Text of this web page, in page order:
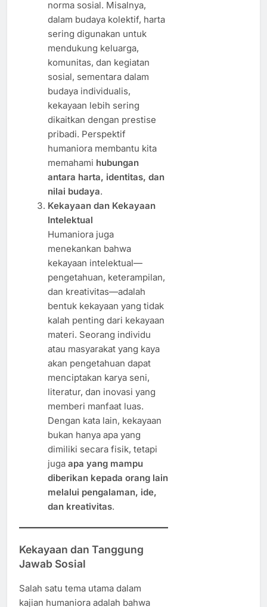
norma sosial. Misalnya,
dalam budaya kolektif, harta
sering digunakan untuk
mendukung keluarga,
komunitas, dan kegiatan
sosial, sementara dalam
budaya individualis,
kekayaan lebih sering
dikaitkan dengan prestise
pribadi. Perspektif
humaniora membantu kita
memahami hubungan
antara harta, identitas, dan
nilai budaya.
Kekayaan dan Kekayaan
Intelektual
Humaniora juga
menekankan bahwa
kekayaan intelektual—
pengetahuan, keterampilan,
dan kreativitas—adalah
bentuk kekayaan yang tidak
kalah penting dari kekayaan
materi. Seorang individu
atau masyarakat yang kaya
akan pengetahuan dapat
menciptakan karya seni,
literatur, dan inovasi yang
memberi manfaat luas.
Dengan kata lain, kekayaan
bukan hanya apa yang
dimiliki secara fisik, tetapi
juga apa yang mampu
diberikan kepada orang lain
melalui pengalaman, ide,
dan kreativitas.
Kekayaan dan Tanggung
Jawab Sosial
Salah satu tema utama dalam
kajian humaniora adalah bahwa